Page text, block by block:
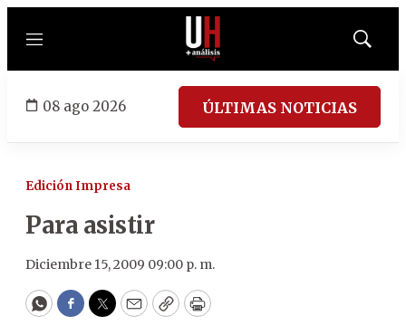
Menú
Mostrar
08 ago 2026 ÚLTIMAS NOTICIAS
Edición Impresa
Para asistir
Diciembre 15, 2009 09:00 p. m.
WhatsApp
Facebook
Twitter
EmailCopyPrint